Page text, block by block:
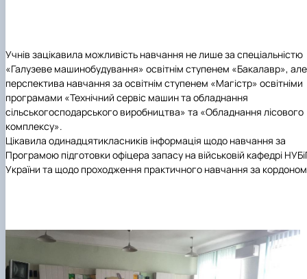
Учнів зацікавила можливість навчання не лише за спеціальністю
«Галузеве машинобудування» освітнім ступенем «Бакалавр», але
перспектива навчання за освітнім ступенем «Магістр» освітніми
програмами «Технічний сервіс машин та обладнання
сільськогосподарського виробництва» та «Обладнання лісового
комплексу».
Цікавила одинадцятикласників інформація щодо навчання за
Програмою підготовки офіцера запасу на військовій кафедрі
України та щодо проходження практичного навчання за